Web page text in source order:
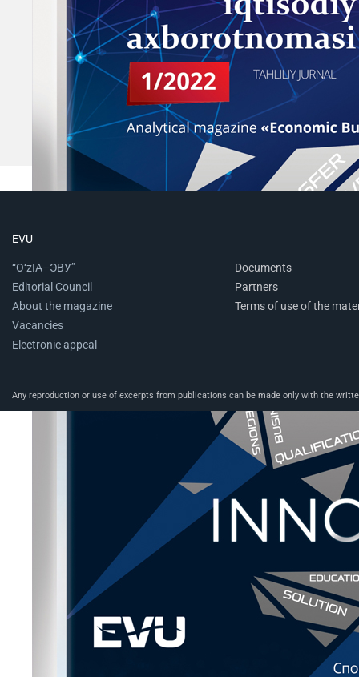
EVU
“O‘zIA–ЭВУ”
Editorial Council
About the magazine
Vacancies
Electronic appeal
Documents
Partners
Terms of use of the
Any reproduction or use of excerpts from publications can be made only with the